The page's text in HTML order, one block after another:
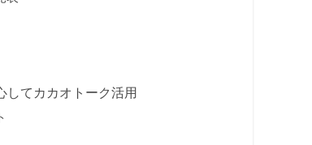
してカカオトーク活用